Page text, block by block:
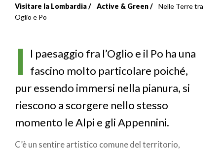
Briciole
pane
Visitare la Lombardia Active & Green
Nelle Terre tra
Oglio e Po
I l paesaggio fra l’Oglio e il Po ha una
fascino molto particolare poiché,
pur essendo immersi nella pianura, si
riescono a scorgere nello stesso
momento le Alpi e gli Appennini.
C’è un sentire artistico comune del territorio,